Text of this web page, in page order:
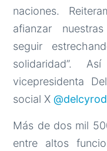
naciones.
afianzar
seguir
solidaridad”.
vicepresidenta
social X
Más de dos mil
entre altos